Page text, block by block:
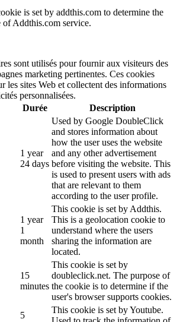
is set by addthis.com to determine the
of Addthis.com service.
sont utilisés pour fournir aux visiteurs des
marketing pertinentes. Ces cookies
les sites Web et collectent des informations
personnalisées.
Durée Description
1 year
24 days
Used by Google DoubleClick
and stores information about
how the user uses the website
and any other advertisement
before visiting the website. This
is used to present users with ads
that are relevant to them
according to the user profile.
1 year
1
month
This cookie is set by Addthis.
This is a geolocation cookie to
understand where the users
sharing the information are
located.
15
minutes
This cookie is set by
doubleclick.net. The purpose of
the cookie is to determine if the
user's browser supports cookies.
5
This cookie is set by Youtube.